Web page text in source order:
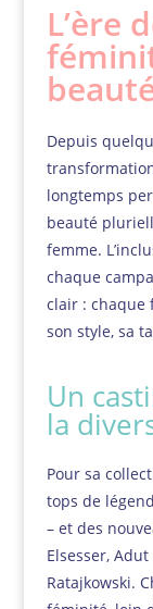
L’ère
Depuis
longtemps
beauté
femme.
chaque
clair : chaque
son style, sa
Un
la
Pour sa
tops de
– et des
Elsesser,
Ratajkowski.